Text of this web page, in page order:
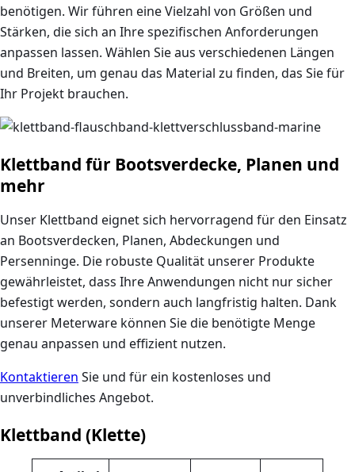
benötigen. Wir führen eine Vielzahl von Größen und
Stärken, die sich an Ihre spezifischen Anforderungen
anpassen lassen. Wählen Sie aus verschiedenen Längen
und Breiten, um genau das Material zu finden, das Sie für
Ihr Projekt brauchen.
Klettband für Bootsverdecke, Planen und
mehr
Unser Klettband eignet sich hervorragend für den Einsatz
an Bootsverdecken, Planen, Abdeckungen und
Persenninge. Die robuste Qualität unserer Produkte
gewährleistet, dass Ihre Anwendungen nicht nur sicher
befestigt werden, sondern auch langfristig halten. Dank
unserer Meterware können Sie die benötigte Menge
genau anpassen und effizient nutzen.
Kontaktieren Sie und für ein kostenloses und
unverbindliches Angebot.
Klettband (Klette)